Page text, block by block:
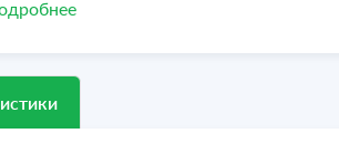
Здесь Вы сможете наслаждаться
все коммуникации обновлены, а